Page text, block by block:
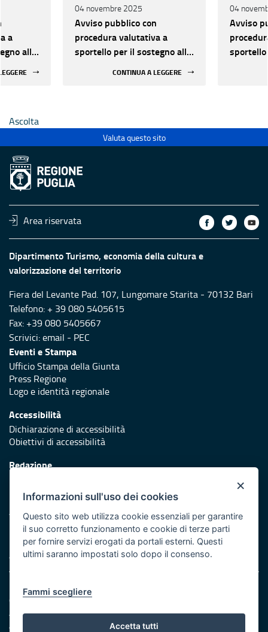
a
alle
04 novembre 2025
Avviso pubblico con
procedura valutativa a
sportello per il sostegno alle
CONTINUA A LEGGERE
04
Avviso
Ascolta
Valuta questo sito
Area riservata
Dipartimento Turismo, economia della cultura e
valorizzazione del territorio
Fiera del Levante Pad. 107, Lungomare Starita - 70132 Bari
Telefono: + 39 080 5405615
Fax: +39 080 5405667
Scrivici:email - PEC
Eventi e Stampa
Ufficio Stampa della Giunta
Press Regione
Logo e identità regionale
Accessibilità
Dichiarazione di accessibilità
Obiettivi di accessibilità
Redazione
Protezione civile
Vai al sito di Protezione Civile Puglia
Iniziativa finanziata con risorse del POR Puglia 2014/2020 -
Asse XI
Note legali
Cookie e privacy
Amministrazione trasparente
Atti di notifica
×
Informazioni sull'uso dei cookies
Questo sito web utilizza cookie essenziali per garantire
il suo corretto funzionamento e cookie di terze parti
per fornire servizi erogati da portali esterni. Questi
ultimi saranno impostati solo dopo il consenso.
Fammi scegliere
Accetta tutti